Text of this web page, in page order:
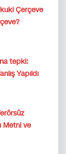
Çerçeve
tepki:
Yapıldı
Metni ve